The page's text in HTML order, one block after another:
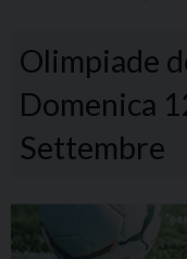
Olimpiade
Domenica
Settembre